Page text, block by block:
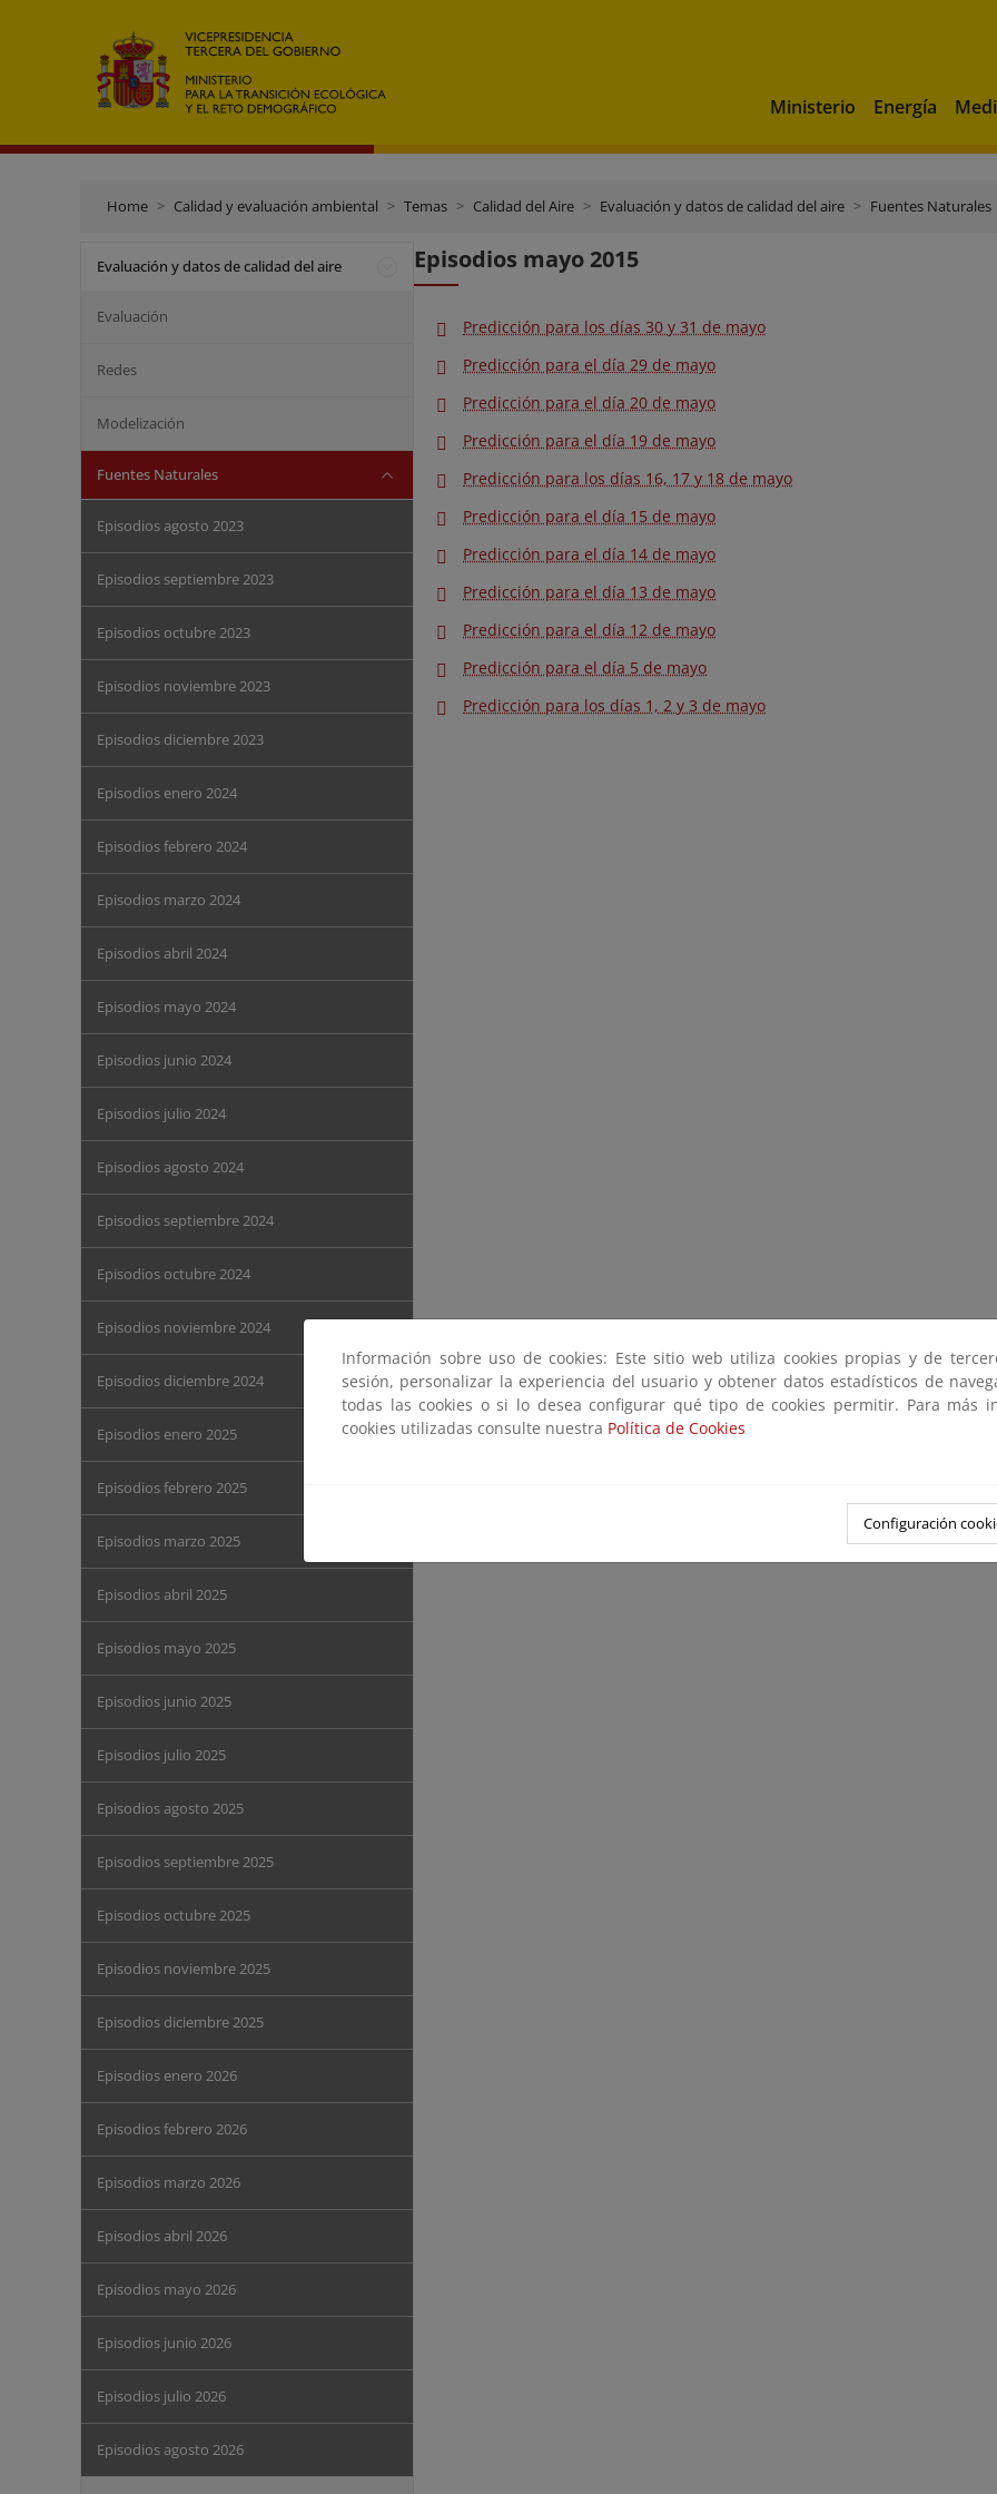
Ministerio Energía
Home Calidad y evaluación ambiental Temas Calidad del Aire Evaluación y datos de calidad del aire Fuentes Naturales
Evaluación y datos de calidad del aire
Evaluación
Redes
Modelización
Fuentes Naturales
Episodios agosto 2023
Episodios septiembre 2023
Episodios octubre 2023
Episodios noviembre 2023
Episodios diciembre 2023
Episodios enero 2024
Episodios febrero 2024
Episodios marzo 2024
Episodios abril 2024
Episodios mayo 2024
Episodios junio 2024
Episodios julio 2024
Episodios agosto 2024
Episodios septiembre 2024
Episodios octubre 2024
Episodios noviembre 2024
Episodios diciembre 2024
Episodios enero 2025
Episodios febrero 2025
Episodios marzo 2025
Episodios abril 2025
Episodios mayo 2025
Episodios junio 2025
Episodios julio 2025
Episodios agosto 2025
Episodios septiembre 2025
Episodios octubre 2025
Episodios noviembre 2025
Episodios diciembre 2025
Episodios enero 2026
Episodios febrero 2026
Episodios marzo 2026
Episodios abril 2026
Episodios mayo 2026
Episodios junio 2026
Episodios julio 2026
Episodios agosto 2026
Episodios mayo 2015
Predicción para los días 30 y 31 de mayo
Predicción para el día 29 de mayo
Predicción para el día 20 de mayo
Predicción para el día 19 de mayo
Predicción para los días 16, 17 y 18 de mayo
Predicción para el día 15 de mayo
Predicción para el día 14 de mayo
Predicción para el día 13 de mayo
Predicción para el día 12 de mayo
Predicción para el día 5 de mayo
Predicción para los días 1, 2 y 3 de mayo
Información sobre uso de cookies: Este sitio web utiliza cookies propias y de
sesión, personalizar la experiencia del usuario y obtener datos estadísticos de
todas las cookies o si lo desea configurar qué tipo de cookies permitir. Para más
cookies utilizadas consulte nuestra Política de Cookies
Configuración